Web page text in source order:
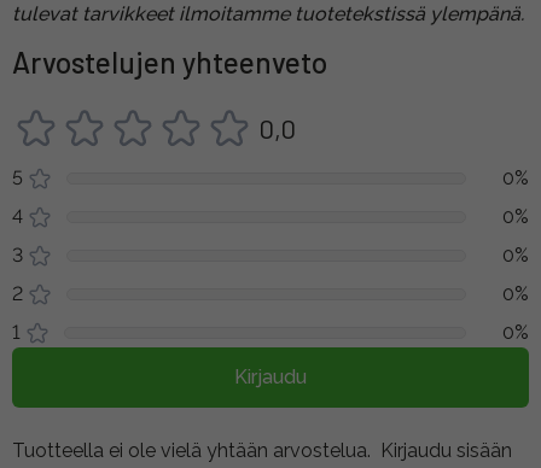
tulevat tarvikkeet ilmoitamme tuotetekstissä ylempänä.
Arvostelujen yhteenveto
0,0
5
0%
4
0%
3
0%
2
0%
1
0%
Kirjaudu
Tuotteella ei ole vielä yhtään arvostelua. Kirjaudu sisään